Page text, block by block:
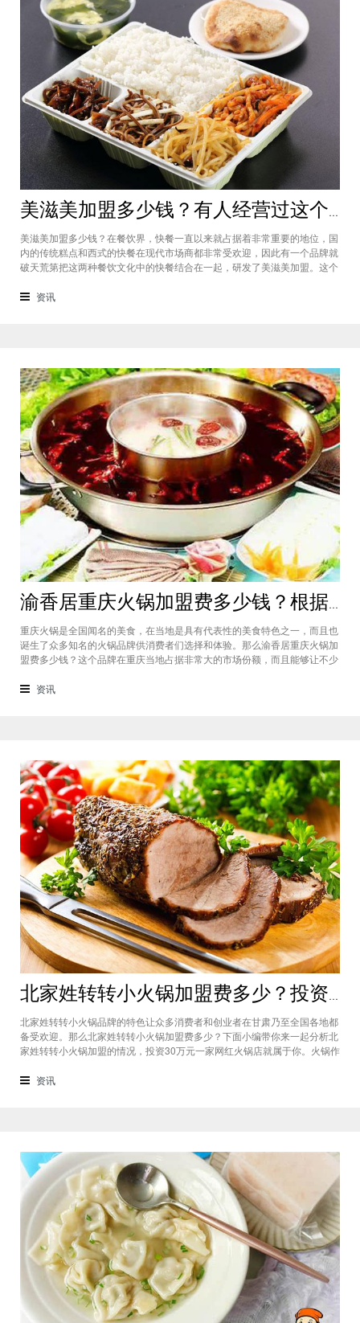
美滋美加盟多少钱？有人经营过这个快餐品牌吗
美滋美加盟多少钱？在餐饮界，快餐一直以来就占据着非常重要的地位，国
内的传统糕点和西式的快餐在现代市场商都非常受欢迎，因此有一个品牌就
破天荒第把这两种餐饮文化中的快餐结合在一起，研发了美滋美加盟。这个
吗，加盟费是多少？美滋美加盟多少钱？这个品牌是进来十分火爆的一个餐
资讯
渝香居重庆火锅加盟费多少钱？根据所在城市进行规划非常合适创业
重庆火锅是全国闻名的美食，在当地是具有代表性的美食特色之一，而且也
诞生了众多知名的火锅品牌供消费者们选择和体验。那么渝香居重庆火锅加
盟费多少钱？这个品牌在重庆当地占据非常大的市场份额，而且能够让不少
者所在城市进行制定和规划的，渝香居重庆火锅加盟成为了大家心中非常合
资讯
北家姓转转小火锅加盟费多少？投资30万一家网红火锅店就属于你
北家姓转转小火锅品牌的特色让众多消费者和创业者在甘肃乃至全国各地都
备受欢迎。那么北家姓转转小火锅加盟费多少？下面小编带你来一起分析北
家姓转转小火锅加盟的情况，投资30万元一家网红火锅店就属于你。火锅作
态存在着。北家姓转转小火锅凭借自己的产品和装修在美食市场当中受到越
资讯